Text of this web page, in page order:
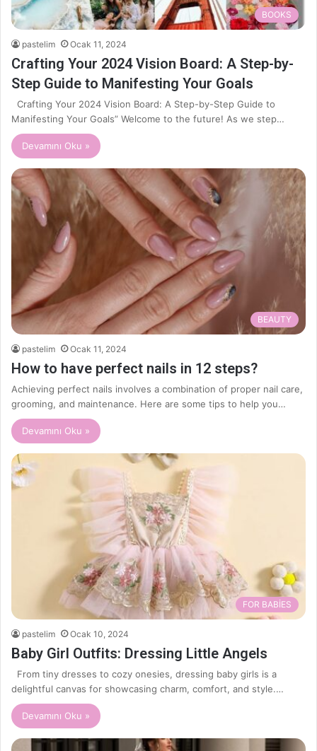
BOOKS
pastelim Ocak 11, 2024
Crafting Your 2024 Vision Board: A Step-by-
Step Guide to Manifesting Your Goals
Crafting Your 2024 Vision Board: A Step-by-Step Guide to
Manifesting Your Goals” Welcome to the future! As we step…
Devamını Oku »
BEAUTY
pastelim Ocak 11, 2024
How to have perfect nails in 12 steps?
Achieving perfect nails involves a combination of proper nail care,
grooming, and maintenance. Here are some tips to help you…
Devamını Oku »
FOR BABİES
pastelim Ocak 10, 2024
Baby Girl Outfits: Dressing Little Angels
From tiny dresses to cozy onesies, dressing baby girls is a
delightful canvas for showcasing charm, comfort, and style.…
Devamını Oku »